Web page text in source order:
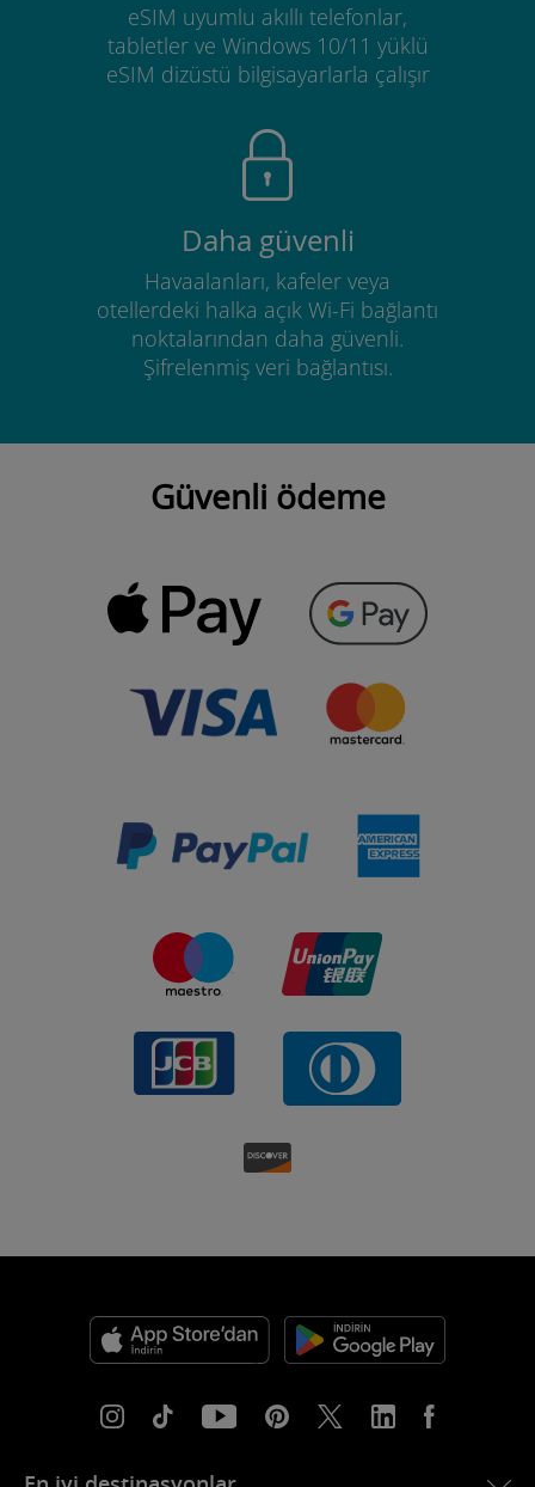
eSIM uyumlu akıllı telefonlar,
tabletler ve Windows 10/11 yüklü
eSIM dizüstü bilgisayarlarla çalışır
Daha güvenli
Havaalanları, kafeler veya
otellerdeki halka açık Wi-Fi bağlantı
noktalarından daha güvenli.
Şifrelenmiş veri bağlantısı.
Güvenli ödeme